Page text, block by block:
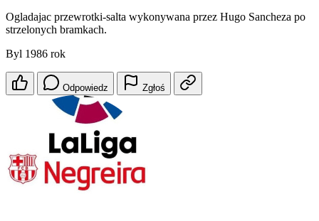
Ogladajac przewrotki-salta wykonywana przez Hugo Sancheza po
strzelonych bramkach.
Byl 1986 rok
Odpowiedz Zgłoś